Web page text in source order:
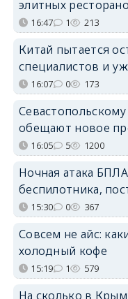
элитных
16:47 1 213
Китай пытается
специалистов и
16:07 0 173
обещают новое
16:05 5 1200
Ночная атака
беспилотника,
15:30 0 367
Совсем не айс:
холодный кофе
15:19 1 579
На сколько в